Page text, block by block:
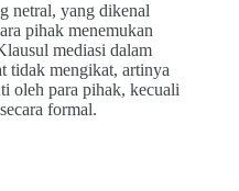
netral, yang dikenal
pihak menemukan
mediasi dalam
tidak mengikat, artinya
oleh para pihak, kecuali
formal.